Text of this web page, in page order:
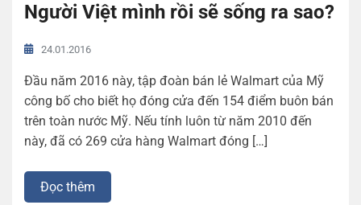
Người Việt mình rồi sẽ sống ra sao?
24.01.2016
Đầu năm 2016 này, tập đoàn bán lẻ Walmart của Mỹ
công bố cho biết họ đóng cửa đến 154 điểm buôn bán
trên toàn nước Mỹ. Nếu tính luôn từ năm 2010 đến
này, đã có 269 cửa hàng Walmart đóng […]
Đọc thêm